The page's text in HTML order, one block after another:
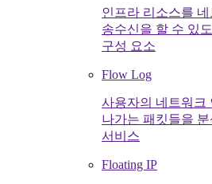
인프라 리소스를
송수신을 할 수 있
구성 요소
Flow Log
사용자의 네트워크
나가는 패킷들을
서비스
Floating IP